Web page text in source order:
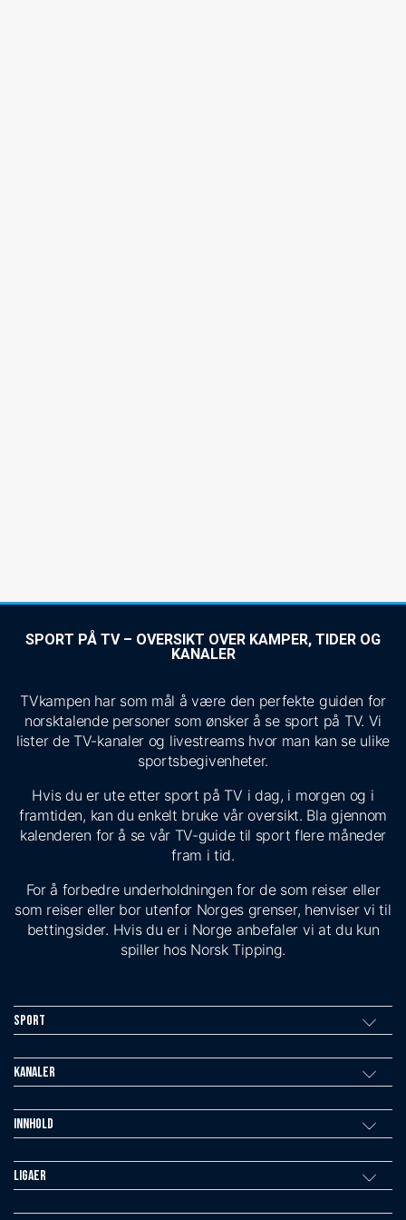
SPORT PÅ TV – OVERSIKT OVER KAMPER, TIDER OG
KANALER
TVkampen har som mål å være den perfekte guiden for
norsktalende personer som ønsker å se sport på TV. Vi
lister de TV-kanaler og livestreams hvor man kan se ulike
sportsbegivenheter.
Hvis du er ute etter sport på TV i dag, i morgen og i
framtiden, kan du enkelt bruke vår oversikt. Bla gjennom
kalenderen for å se vår TV-guide til sport flere måneder
fram i tid.
For å forbedre underholdningen for de som reiser eller
som reiser eller bor utenfor Norges grenser, henviser vi til
bettingsider. Hvis du er i Norge anbefaler vi at du kun
spiller hos Norsk Tipping.
Sport
Kanaler
Innhold
Ligaer